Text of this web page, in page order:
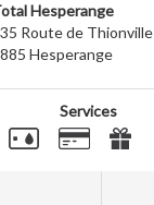
Hesperange
Route de Thionville
Hesperange
Services